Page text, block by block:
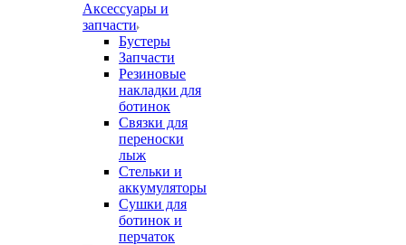
Аксессуары и
запчасти
Бустеры
Запчасти
Резиновые
накладки для
ботинок
Связки для
переноски
лыж
Стельки и
аккумуляторы
Сушки для
ботинок и
перчаток